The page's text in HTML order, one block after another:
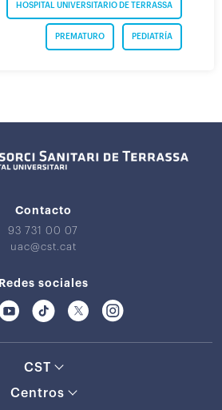
HOSPITAL UNIVERSITARIO DE TERRASSA
PEDIATRÍA
PREMATURO
Contacto
93 731 00 07
uac@cst.cat
Redes sociales
CST
Centros